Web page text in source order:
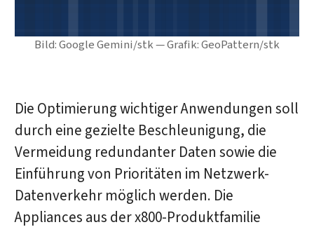
Bild: Google Gemini/stk — Grafik: GeoPattern/stk
Die Optimierung wichtiger Anwendungen soll
durch eine gezielte Beschleunigung, die
Vermeidung redundanter Daten sowie die
Einführung von Prioritäten im Netzwerk-
Datenverkehr möglich werden. Die
Appliances aus der x800-Produktfamilie